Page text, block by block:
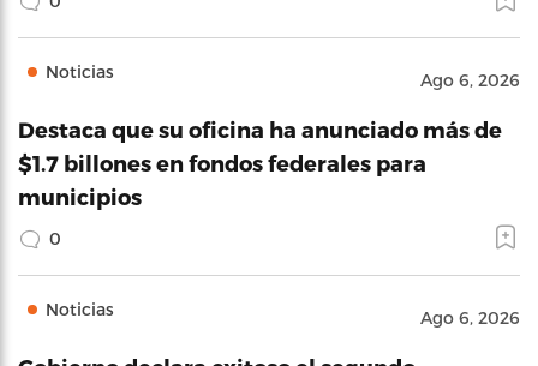
Noticias Ago 6, 2026
Destaca que su oficina ha anunciado más de
$1.7 billones en fondos federales para
municipios
0
Noticias Ago 6, 2026